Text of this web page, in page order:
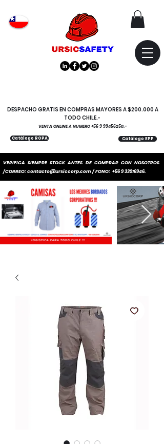
VERIFICA SIEMPRE STOCK ANTES DE COMPRAR CON NOSOTROS
/CORREO:contacto@ursiccorp.com/ FONO: +56 9 33916946.
Catálogo EPP
Catálogo ROPA
DESPACHO GRATIS EN COMPRAS MAYORES A $200.000 A
TODO CHILE.-
VENTA ONLINE A NUMERO+56 9 99456250.-